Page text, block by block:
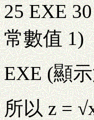
25 EXE
常數值 1)
EXE (顯
所以 z =